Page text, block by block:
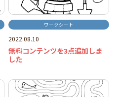
ワークシート
2022.08.10
無料コンテンツを3点追加しま
した